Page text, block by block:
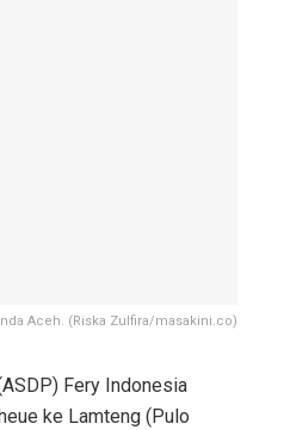
Aceh. (Riska Zulfira/masakini.co)
Fery Indonesia
ke Lamteng (Pulo